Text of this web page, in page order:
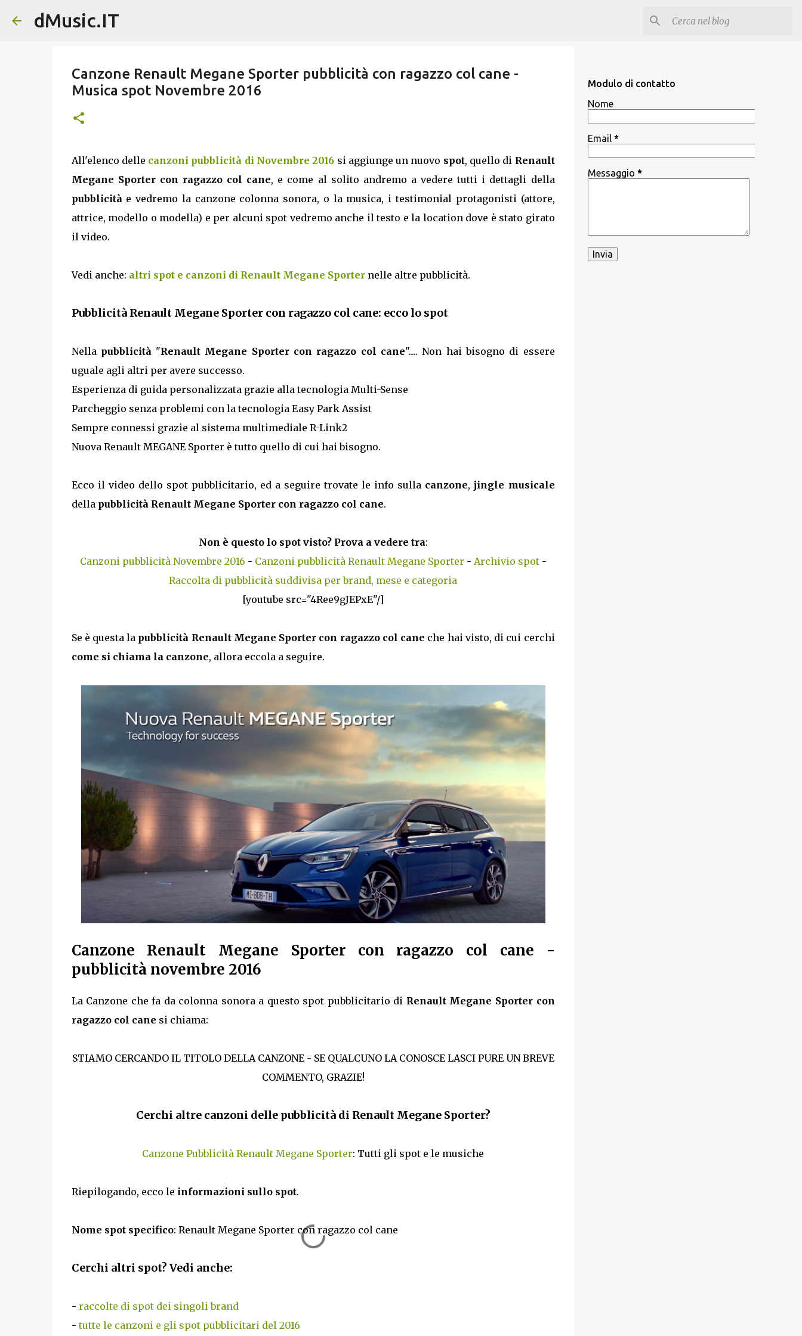
dMusic.IT
Canzone Renault Megane Sporter pubblicità con ragazzo col cane -
Musica spot Novembre 2016
All'elenco delle canzoni pubblicità di Novembre 2016 si aggiunge un nuovo spot, quello di Renault
Megane Sporter con ragazzo col cane, e come al solito andremo a vedere tutti i dettagli della
pubblicitàe vedremo la canzone colonna sonora, o la musica, i testimonial protagonisti (attore,
attrice, modello o modella) e per alcuni spot vedremo anche il testo e la location dove è stato girato
il video.
Vedi anche: altri spot e canzoni di Renault Megane Sporternelle altre pubblicità.
Pubblicità Renault Megane Sporter con ragazzo col cane: ecco lo spot
Nella pubblicità"Renault Megane Sporter con ragazzo col cane"..... Non hai bisogno di essere
uguale agli altri per avere successo.
Esperienza di guida personalizzata grazie alla tecnologia Multi-Sense
Parcheggio senza problemi con la tecnologia Easy Park Assist
Sempre connessi grazie al sistema multimediale R-Link2
Nuova Renault MEGANE Sporter è tutto quello di cui hai bisogno.
Ecco il video dello spot pubblicitario, ed a seguire trovate le info sulla canzone,jingle musicale
della pubblicità Renault Megane Sporter con ragazzo col cane.
Non è questo lo spot visto? Prova a vedere tra:
Canzoni pubblicità Novembre 2016 - Canzoni pubblicità Renault Megane Sporter - Archivio spot-
Raccolta di pubblicità suddivisa per brand, mese e categoria
[youtube src="4Ree9gJEPxE"/]
Se è questa la pubblicità Renault Megane Sporter con ragazzo col cane che hai visto, di cui cerchi
come si chiama la canzone, allora eccola a seguire.
Canzone Renault Megane Sporter con ragazzo col cane -
pubblicità novembre 2016
La Canzone che fa da colonna sonora a questo spot pubblicitario di Renault Megane Sporter con
ragazzo col cane si chiama:
STIAMO CERCANDO IL TITOLO DELLA CANZONE - SE QUALCUNO LA CONOSCE LASCI PURE UN BREVE
COMMENTO, GRAZIE!
Cerchi altre canzoni delle pubblicità di Renault Megane Sporter?
Canzone Pubblicità Renault Megane Sporter: Tutti gli spot e le musiche
Riepilogando, ecco le informazioni sullo spot.
Nome spot specifico: Renault Megane Sporter con ragazzo col cane
Cerchi altri spot? Vedi anche:
- raccolte di spot dei singoli brand
-tutte le canzoni e gli spot pubblicitari del 2016
Modulo di contatto
Nome
Email *
Messaggio *